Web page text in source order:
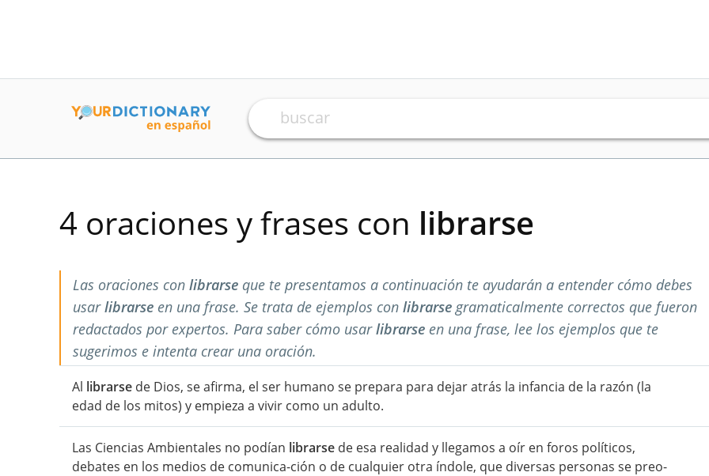
4 oraciones y frases con librarse
Las oraciones con librarse que te presentamos a continuación te ayudarán a entender cómo debes
usarlibrarse en una frase. Se trata de ejemplos con librarsegramaticalmente correctos que fueron
redactados por expertos. Para saber cómo usarlibrarse en una frase, lee los ejemplos que te
sugerimos e intenta crear una oración.
Al librarse de Dios, se afirma, el ser humano se prepara para dejar atrás la infancia de la razón (la
edad de los mitos) y empieza a vivir como un adulto.
Las Ciencias Ambientales no podían librarse de esa realidad y llegamos a oír en foros políticos,
debates en los medios de comunica-ción o de cualquier otra índole, que diversas personas se preo-